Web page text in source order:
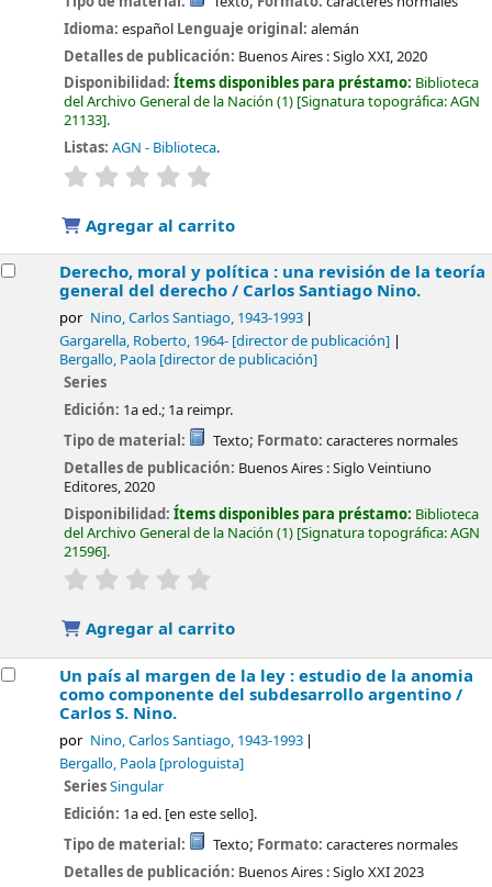
Idioma:español Lenguaje original:alemán
Detalles de publicación: Buenos Aires :Siglo XXI,2020
Disponibilidad:Ítems disponibles para préstamo: Biblioteca
del Archivo General de la Nación (1) Signatura topográfica:AGN
21133 .
Listas: AGN - Biblioteca.
valoración
Agregar al carrito
Derecho, moral y política : una revisión de la teoría
general del derecho / Carlos Santiago Nino.
por Nino, Carlos Santiago, 1943-1993
Gargarella, Roberto, 1964- [director de publicación]
Bergallo, Paola [director de publicación]
Series
Edición: 1a ed.; 1a reimpr.
Tipo de material:
Texto; Formato: caracteres normales
Detalles de publicación: Buenos Aires :Siglo Veintiuno
Editores,2020
Disponibilidad:Ítems disponibles para préstamo: Biblioteca
del Archivo General de la Nación (1) Signatura topográfica:AGN
21596 .
valoración
Agregar al carrito
Un país al margen de la ley : estudio de la anomia
como componente del subdesarrollo argentino /
Carlos S. Nino.
por Nino, Carlos Santiago, 1943-1993
Bergallo, Paola [prologuista]
SeriesSingular
Edición: 1a ed. [en este sello].
Tipo de material:
Texto; Formato: caracteres normales
Detalles de publicación: Buenos Aires :Siglo XXI2023